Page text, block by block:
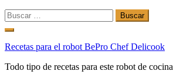
Buscar:
Ir
contenido
Recetas para el robot BePro Chef Delicook
Todo tipo de recetas para este robot de cocina